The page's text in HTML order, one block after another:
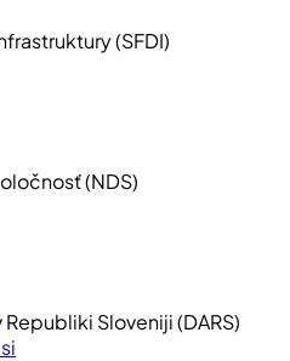
(SFDI)
(NDS)
Sloveniji (DARS)